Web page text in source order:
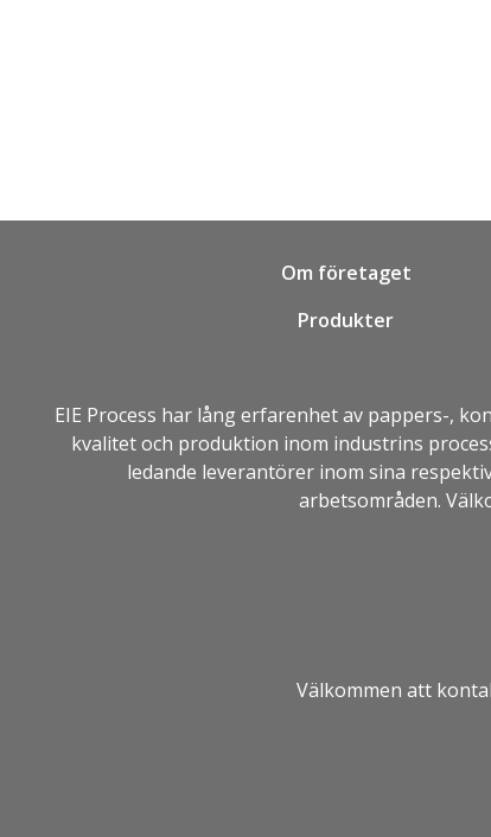
Om företaget
Produkter
EIE Process har lång erfarenhet av pappers-,
kvalitet och produktion inom industrins
ledande leverantörer inom sina
arbetsområden.
Välkommen att